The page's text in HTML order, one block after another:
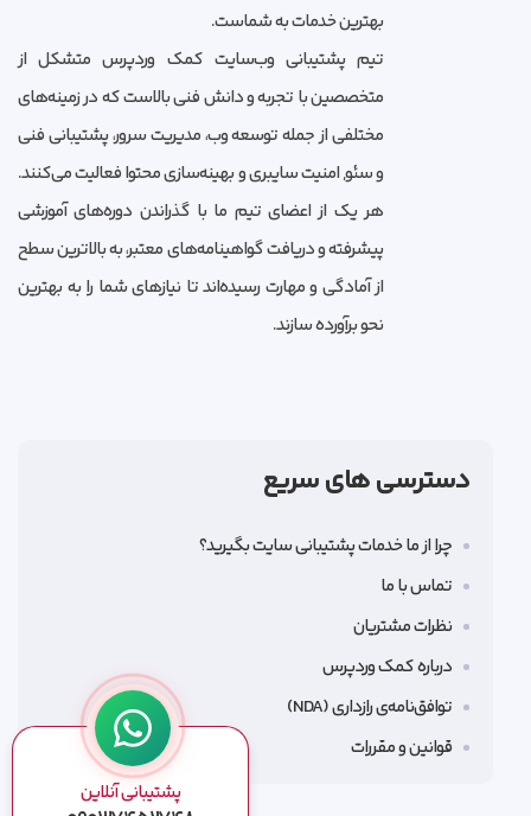
بهترین خدمات به شماست.
تیم پشتیبانی وب‌سایت کمک وردپرس متشکل از
متخصصین با تجربه و دانش فنی بالاست که در زمینه‌های
مختلفی از جمله توسعه وب، مدیریت سرور، پشتیبانی فنی
و سئو, امنیت سایبری و بهینه‌سازی محتوا فعالیت می‌کنند.
هر یک از اعضای تیم ما با گذراندن دوره‌های آموزشی
پیشرفته و دریافت گواهینامه‌های معتبر، به بالاترین سطح
از آمادگی و مهارت رسیده‌اند تا نیازهای شما را به بهترین
نحو برآورده سازند.
دسترسی های سریع
چرا از ما خدمات پشتیبانی سایت بگیرید؟
تماس با ما
نظرات مشتریان
درباره کمک وردپرس
توافق‌نامه‌ی رازداری (NDA)
قوانین و مقررات
پشتیبانی آنلاین